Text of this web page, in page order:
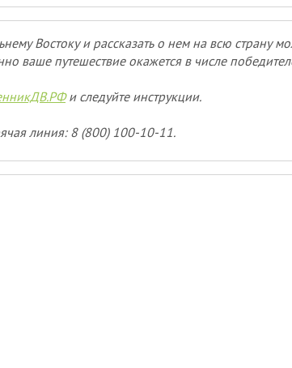
Востоку и рассказать о нем на всю страну
ваше путешествие окажется в числе
и следуйте инструкции.
линия: 8 (800) 100-10-11.